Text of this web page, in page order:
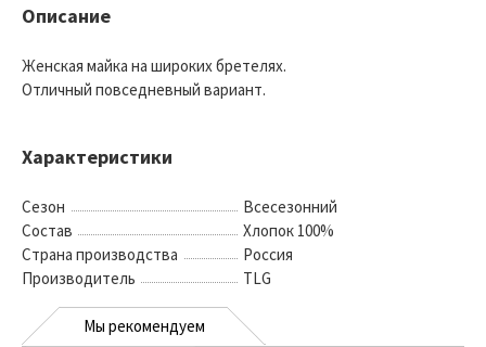
Описание
Женская майка на широких бретелях.
Отличный повседневный вариант.
Характеристики
Сезон
Всесезонний
Состав
Хлопок 100%
Страна производства
Россия
Производитель
TLG
Мы рекомендуем